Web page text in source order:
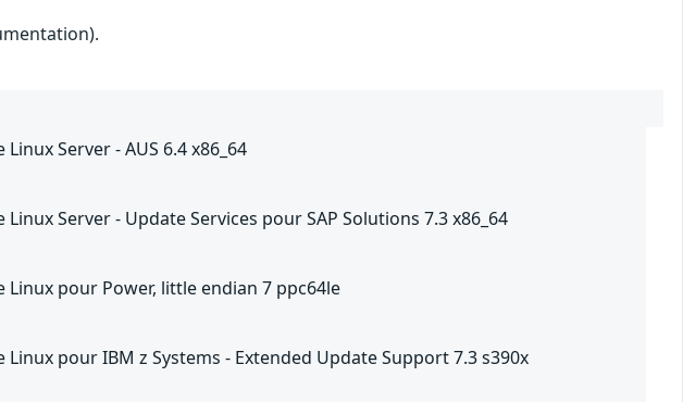
Server - AUS 6.4 x86_64
Linux Server - Update Services pour SAP Solutions 7.3 x86_64
Linux pour Power, little endian 7 ppc64le
Linux pour IBM z Systems - Extended Update Support 7.3 s390x